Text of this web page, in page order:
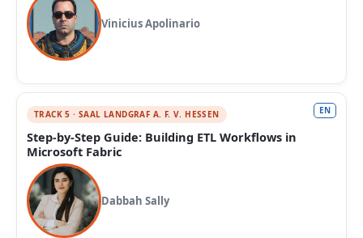
Vinicius Apolinario
TRACK 5 · SAAL LANDGRAF A. F. V. HESSEN EN
Step-by-Step Guide: Building ETL Workflows in
Microsoft Fabric
Dabbah Sally